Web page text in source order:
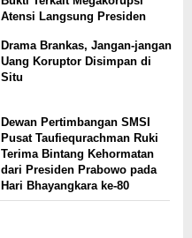
Atensi Langsung Presiden
Drama Brankas, Jangan-jangan
Uang Koruptor Disimpan di
Situ
Dewan Pertimbangan SMSI
Pusat Taufiequrachman Ruki
Terima Bintang Kehormatan
dari Presiden Prabowo pada
Hari Bhayangkara ke-80